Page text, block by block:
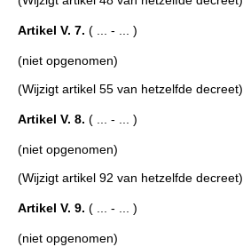
Artikel V. 7. ( ... - ... )
(niet opgenomen)
(Wijzigt artikel 55 van hetzelfde decreet)
Artikel V. 8. ( ... - ... )
(niet opgenomen)
(Wijzigt artikel 92 van hetzelfde decreet)
Artikel V. 9. ( ... - ... )
(niet opgenomen)